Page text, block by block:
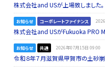
株式会社and USが上場致しました。
お知らせ コーポレートファイナンス
株式会社and USがFukuoka PRO
お知らせ 共通 2026年07月15日 09:00
令和８年７月滋賀県甲賀市の土砂